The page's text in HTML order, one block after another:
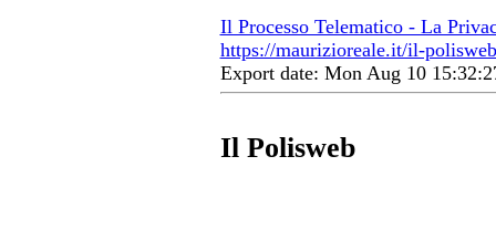
Il Processo Telematico - La
https://maurizioreale.it/il-polisweb
Export date: Mon Aug 10
Il Polisweb